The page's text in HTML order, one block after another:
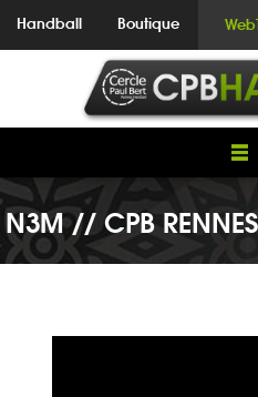
Handball Boutique
N3M // CPB